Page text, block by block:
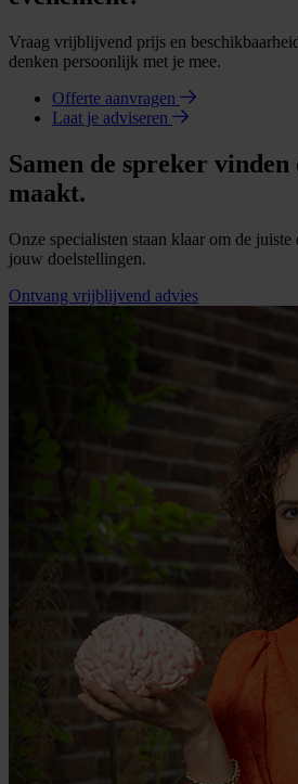
Vraag vrijblijvend prijs en
denken persoonlijk met je mee.
Offerte aanvragen
Laat je adviseren
Samen de spreker
maakt.
Onze specialisten staan klaar om de juiste
jouw doelstellingen.
Ontvang vrijblijvend advies